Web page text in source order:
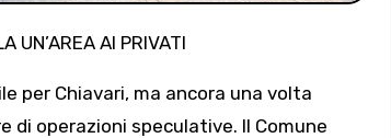
UN’AREA AI PRIVATI
per Chiavari, ma ancora una volta
di operazioni speculative. Il Comune